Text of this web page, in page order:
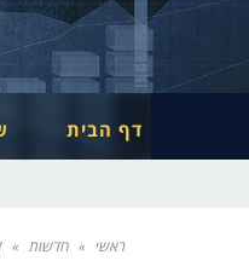
דף הבית
ראשי » חדשות »